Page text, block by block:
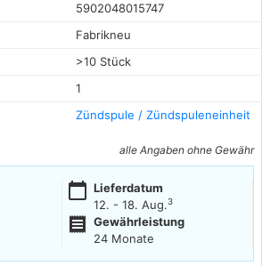
5902048015747
Fabrikneu
>10 Stück
1
Zündspule / Zündspuleneinheit
alle Angaben ohne Gewähr
calendar_today Lieferdatum
12. - 18. Aug.3
receipt
Gewährleistung
24 Monate